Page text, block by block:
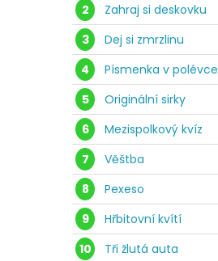
2
Zahraj si deskovku
3
Dej si zmrzlinu
4
Písmenka v polévce
5
Originální sirky
6
Mezispolkový kvíz
7
Věštba
8
Pexeso
9
Hřbitovní kvítí
10
Tři žlutá auta